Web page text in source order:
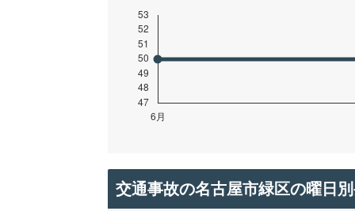
交通事故の名古屋市緑区の曜日